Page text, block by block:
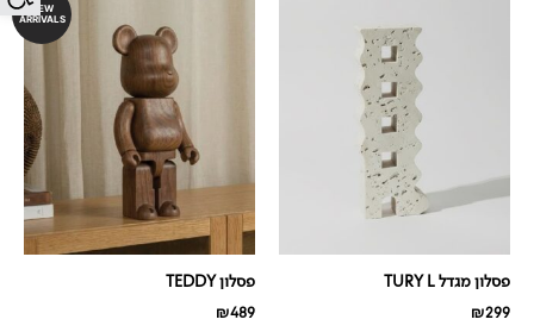
פסלון מגדל TURY L
₪299
NEW
ARRIVALS
פסלון TEDDY
₪489